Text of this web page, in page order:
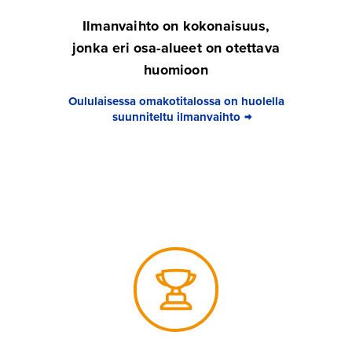
Ilmanvaihto on kokonaisuus,
jonka eri osa-alueet on otettava
huomioon
Oululaisessa omakotitalossa on huolella
suunniteltu ilmanvaihto